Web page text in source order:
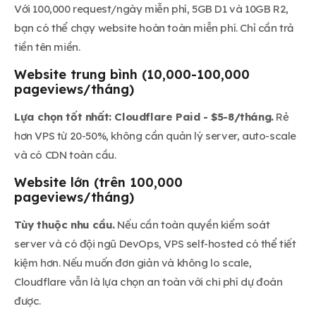
Với 100,000 request/ngày miễn phí, 5GB D1 và 10GB R2,
bạn có thể chạy website hoàn toàn miễn phí. Chỉ cần trả
tiền tên miền.
Website trung bình (10,000-100,000
pageviews/tháng)
Lựa chọn tốt nhất: Cloudflare Paid - $5-8/tháng.Rẻ
hơn VPS từ 20-50%, không cần quản lý server, auto-scale
và có CDN toàn cầu.
Website lớn (trên 100,000
pageviews/tháng)
Tùy thuộc nhu cầu.Nếu cần toàn quyền kiểm soát
server và có đội ngũ DevOps, VPS self-hosted có thể tiết
kiệm hơn. Nếu muốn đơn giản và không lo scale,
Cloudflare vẫn là lựa chọn an toàn với chi phí dự đoán
được.